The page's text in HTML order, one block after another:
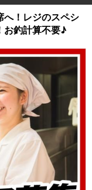
へ！レジのスペシ
お釣計算不要♪